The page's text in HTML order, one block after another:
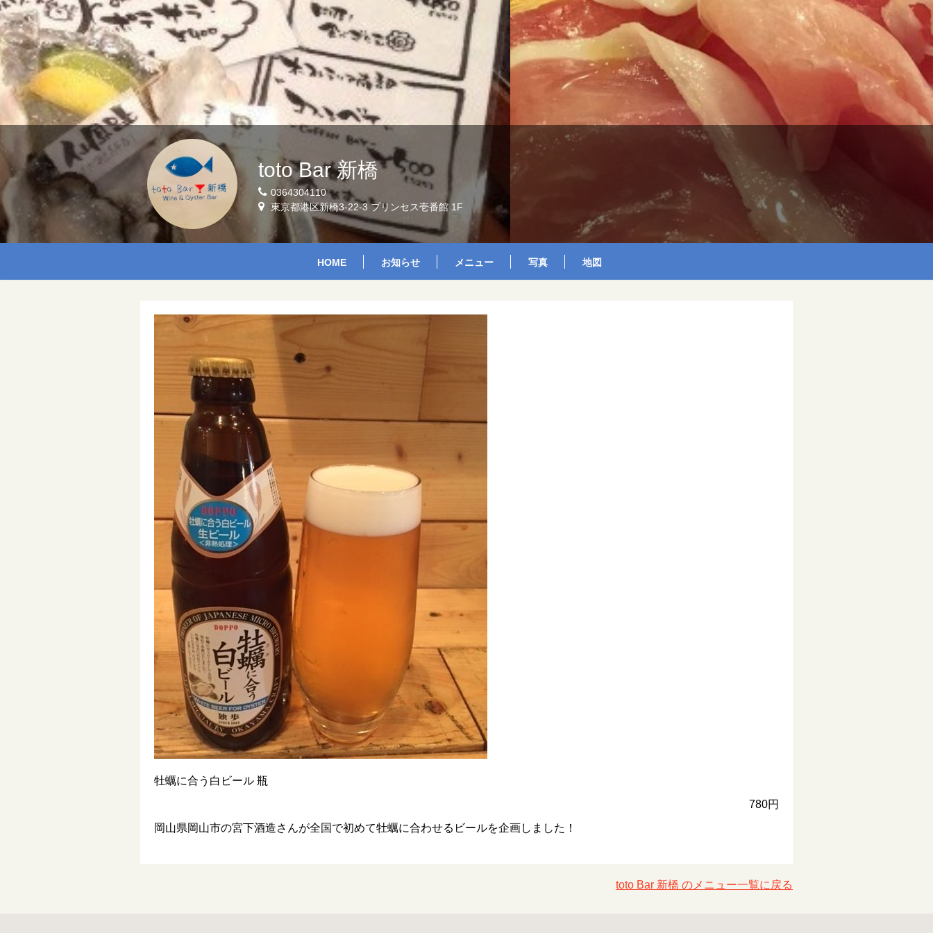
toto Bar 新橋
0364304110
東京都港区新橋3-22-3 プリンセス壱番館 1F
HOME お知らせ メニュー 写真 地図
牡蠣に合う白ビール 瓶
780円
岡山県岡山市の宮下酒造さんが全国で初めて牡蠣に合わせるビールを企画しました！
toto Bar 新橋 のメニュー一覧に戻る